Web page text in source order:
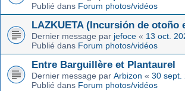
Publié dans Forum photos/vidéos
LAZKUETA (Incursión de otoño
Dernier message par jefoce « 13 oct.
Publié dans Forum photos/vidéos
Entre Barguillère et Plantaurel
Dernier message par Arbizon « 30 sept.
Publié dans Forum photos/vidéos